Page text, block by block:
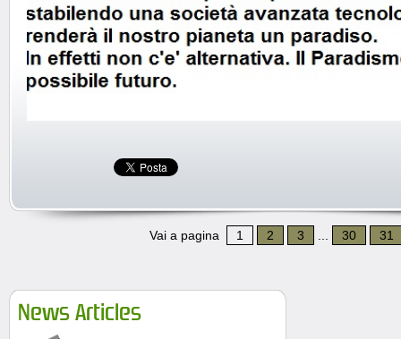
Vai a pagina 1 2 3 30 31
News Articles